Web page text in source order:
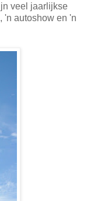
veel jaarlijkse
'n autoshow en 'n